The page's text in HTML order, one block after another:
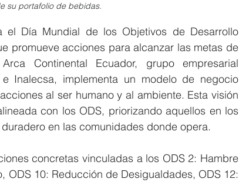
su portafolio de bebidas.
el Día Mundial de los Objetivos de Desarrollo
promueve acciones para alcanzar las metas de
Continental Ecuador, grupo empresarial
Inalecsa, implementa un modelo de negocio
al ser humano y al ambiente. Esta visión
con los ODS, priorizando aquellos en los
en las comunidades donde opera.
concretas vinculadas a los ODS 2: Hambre
ODS 10: Reducción de Desigualdades, ODS 12: